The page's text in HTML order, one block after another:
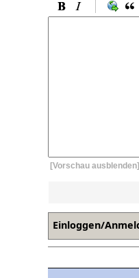
[Vorschau ausblenden]